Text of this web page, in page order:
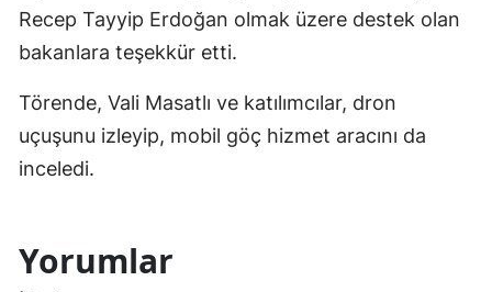
Recep Tayyip Erdoğan olmak üzere destek olan
bakanlara teşekkür etti.
Törende, Vali Masatlı ve katılımcılar, dron
uçuşunu izleyip, mobil göç hizmet aracını da
inceledi.
Yorumlar